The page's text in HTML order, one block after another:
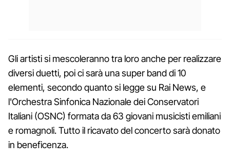
Gli artisti si mescoleranno tra loro anche per realizzare
diversi duetti, poi ci sarà una super band di 10
elementi, secondo quanto si legge su Rai News, e
l'Orchestra Sinfonica Nazionale dei Conservatori
Italiani (OSNC) formata da 63 giovani musicisti emiliani
e romagnoli. Tutto il ricavato del concerto sarà donato
in beneficenza.